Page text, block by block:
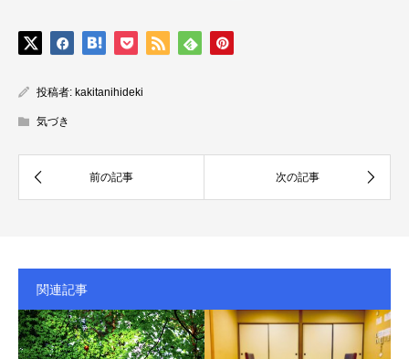
投稿者: kakitanihideki
気づき
関連記事